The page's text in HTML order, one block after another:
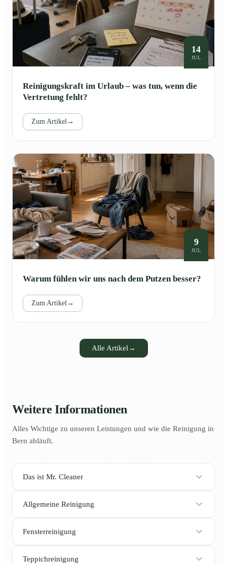
14
JUL
Reinigungskraft im Urlaub – was tun, wenn die
Vertretung fehlt?
Zum Artikel→
9
JUL
Warum fühlen wir uns nach dem Putzen besser?
Zum Artikel→
Alle Artikel→
Weitere Informationen
Alles Wichtige zu unseren Leistungen und wie die Reinigung in
Bern abläuft.
Das ist Mr. Cleaner
Allgemeine Reinigung
Fensterreinigung
Teppichreinigung